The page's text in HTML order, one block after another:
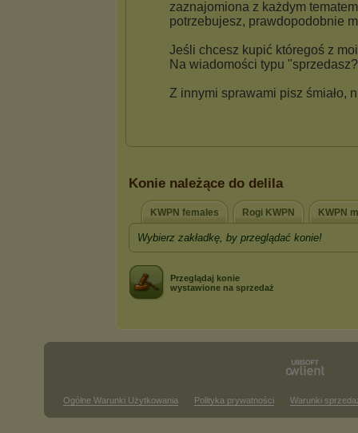
Konie należące do delila
KWPN females Rogi KWPN KWPN
Wybierz zakładkę, by przeglądać konie!
Przeglądaj konie
wystawione na sprzedaż
Ogólne Warunki Użytkowania Polityka prywatności Warunki